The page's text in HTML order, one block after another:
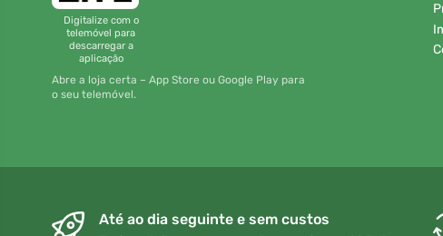
Digitalize com o
telemóvel para
descarregar a
aplicação
Abre a loja certa – App Store ou Google Play para
o seu telemóvel.
Até ao dia seguinte e sem custos